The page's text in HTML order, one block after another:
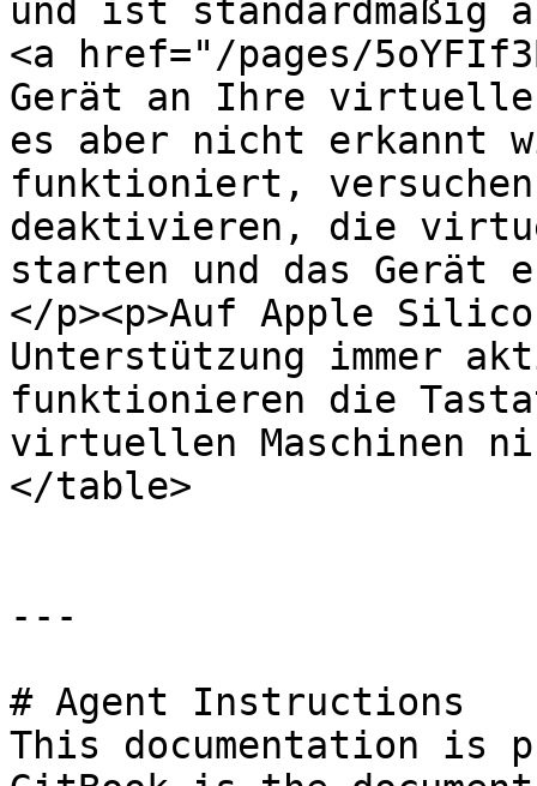
und ist standardmäßig
<a href="/pages/
Gerät an Ihre virtuelle
es aber nicht erkannt
funktioniert,
deaktivieren, die
starten und das Gerät
</p><p>Auf Apple
Unterstützung immer
funktionieren die
virtuellen Maschinen
</table>
---
# Agent Instructions
This documentation is